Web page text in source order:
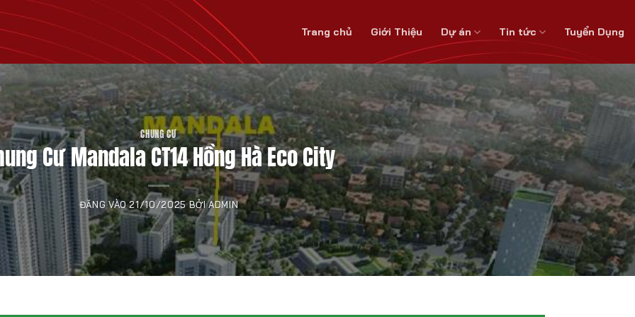
Trang chủ Giới Thiệu Dự án Tin tức Tuyển Dụng
CHUNG CƯ
Cư Mandala CT14 Hồng Hà Eco City
ĐĂNG VÀO21/10/2025 BỞIADMIN